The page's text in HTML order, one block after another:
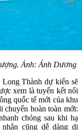
Ảnh: Ánh Dương
Thành dự kiến sẽ
xem là tuyến kết nối
quốc tế mới của khu
chuyển hoàn toàn mới:
chóng sau khi hạ
cũng dễ dàng di